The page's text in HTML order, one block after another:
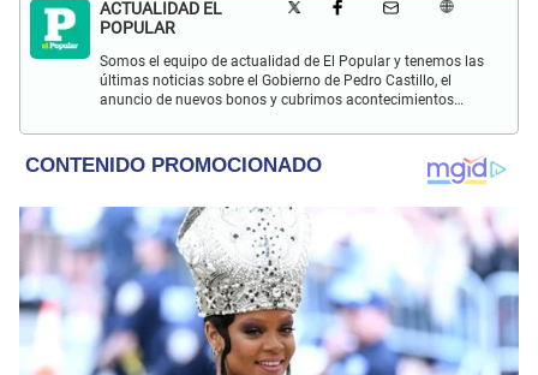
ACTUALIDAD EL
POPULAR
Somos el equipo de actualidad de El Popular y tenemos las
últimas noticias sobre el Gobierno de Pedro Castillo, el
anuncio de nuevos bonos y cubrimos acontecimientos